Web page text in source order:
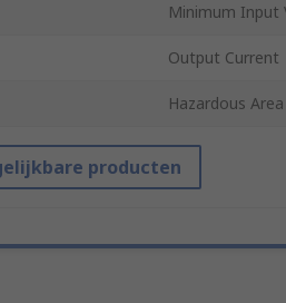
Minimum Input
Output Current
Hazardous
producten